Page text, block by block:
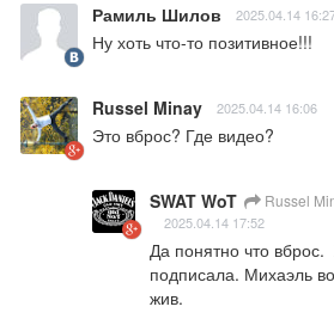
Рамиль Шилов 2025.04.14
Ну хоть что-то позитивное!!!
Russel Minay 2025.04.14 16:06
Это вброс? Где видео?
SWAT WoT Russel
2025.04.14 17:52
Да понятно что
подписала. Михаэль
жив.